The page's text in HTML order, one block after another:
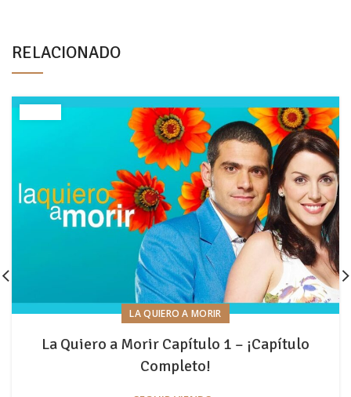
RELACIONADO
LA QUIERO A MORIR
La Quiero a Morir Capítulo 1 – ¡Capítulo
Completo!